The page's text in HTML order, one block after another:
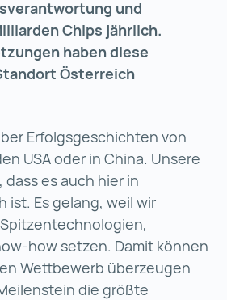
und
Chips jährlich.
haben diese
Österreich
Erfolgsgeschichten von
USA oder in China. Unsere
es auch hier in
ist. Es gelang, weil wir
how setzen. Damit können
Wettbewerb überzeugen
die größte